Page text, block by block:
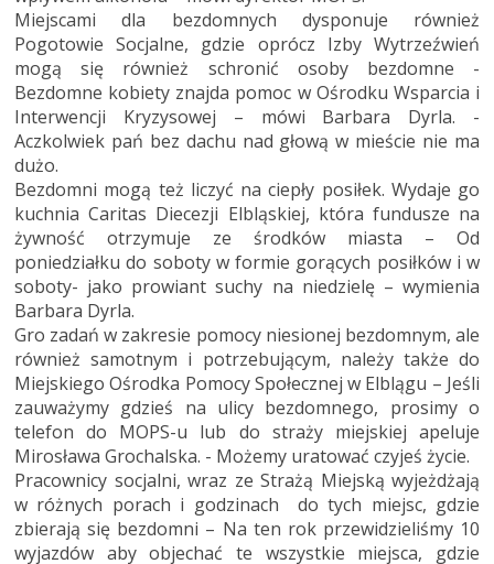
Miejscami dla bezdomnych dysponuje również
Pogotowie Socjalne, gdzie oprócz Izby Wytrzeźwień
mogą się również schronić osoby bezdomne -
Bezdomne kobiety znajda pomoc w Ośrodku Wsparcia i
Interwencji Kryzysowej – mówi Barbara Dyrla. -
Aczkolwiek pań bez dachu nad głową w mieście nie ma
dużo.
Bezdomni mogą też liczyć na ciepły posiłek. Wydaje go
kuchnia Caritas Diecezji Elbląskiej, która fundusze na
żywność otrzymuje ze środków miasta – Od
poniedziałku do soboty w formie gorących posiłków i w
soboty- jako prowiant suchy na niedzielę – wymienia
Barbara Dyrla.
Gro zadań w zakresie pomocy niesionej bezdomnym, ale
również samotnym i potrzebującym, należy także do
Miejskiego Ośrodka Pomocy Społecznej w Elblągu – Jeśli
zauważymy gdzieś na ulicy bezdomnego, prosimy o
telefon do MOPS-u lub do straży miejskiej apeluje
Mirosława Grochalska. - Możemy uratować czyjeś życie.
Pracownicy socjalni, wraz ze Strażą Miejską wyjeżdżają
w różnych porach i godzinach do tych miejsc, gdzie
zbierają się bezdomni – Na ten rok przewidzieliśmy 10
wyjazdów aby objechać te wszystkie miejsca, gdzie